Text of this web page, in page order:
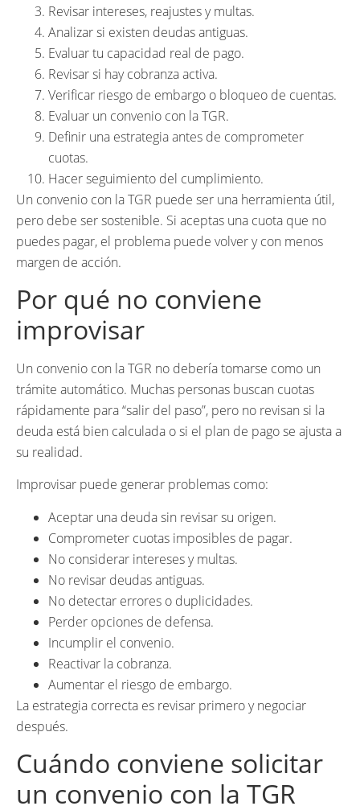
Revisar intereses, reajustes y multas.
Analizar si existen deudas antiguas.
Evaluar tu capacidad real de pago.
Revisar si hay cobranza activa.
Verificar riesgo de embargo o bloqueo de cuentas.
Evaluar un convenio con la TGR.
Definir una estrategia antes de comprometer
cuotas.
Hacer seguimiento del cumplimiento.
Un convenio con la TGR puede ser una herramienta útil,
pero debe ser sostenible. Si aceptas una cuota que no
puedes pagar, el problema puede volver y con menos
margen de acción.
Por qué no conviene
improvisar
Un convenio con la TGR no debería tomarse como un
trámite automático. Muchas personas buscan cuotas
rápidamente para “salir del paso”, pero no revisan si la
deuda está bien calculada o si el plan de pago se ajusta a
su realidad.
Improvisar puede generar problemas como:
Aceptar una deuda sin revisar su origen.
Comprometer cuotas imposibles de pagar.
No considerar intereses y multas.
No revisar deudas antiguas.
No detectar errores o duplicidades.
Perder opciones de defensa.
Incumplir el convenio.
Reactivar la cobranza.
Aumentar el riesgo de embargo.
La estrategia correcta es revisar primero y negociar
después.
Cuándo conviene solicitar
un convenio con la TGR